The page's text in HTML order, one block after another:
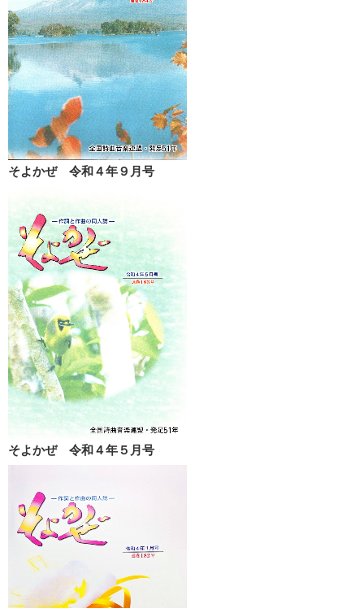
そよかぜ 令和４年９月号
そよかぜ 令和４年５月号